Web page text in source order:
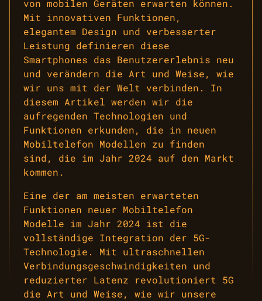
von mobilen Geräten erwarten können.
Mit innovativen Funktionen,
elegantem Design und verbesserter
Leistung definieren diese
Smartphones das Benutzererlebnis neu
und verändern die Art und Weise, wie
wir uns mit der Welt verbinden. In
diesem Artikel werden wir die
aufregenden Technologien und
Funktionen erkunden, die in neuen
Mobiltelefon Modellen zu finden
sind, die im Jahr 2024 auf den Markt
kommen.
Eine der am meisten erwarteten
Funktionen neuer Mobiltelefon
Modelle im Jahr 2024 ist die
vollständige Integration der 5G-
Technologie. Mit ultraschnellen
Verbindungsgeschwindigkeiten und
reduzierter Latenz revolutioniert 5G
die Art und Weise, wie wir unsere